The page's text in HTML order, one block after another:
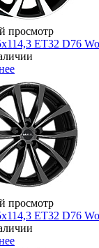
просмотр
ET32 D76
просмотр
ET32 D76